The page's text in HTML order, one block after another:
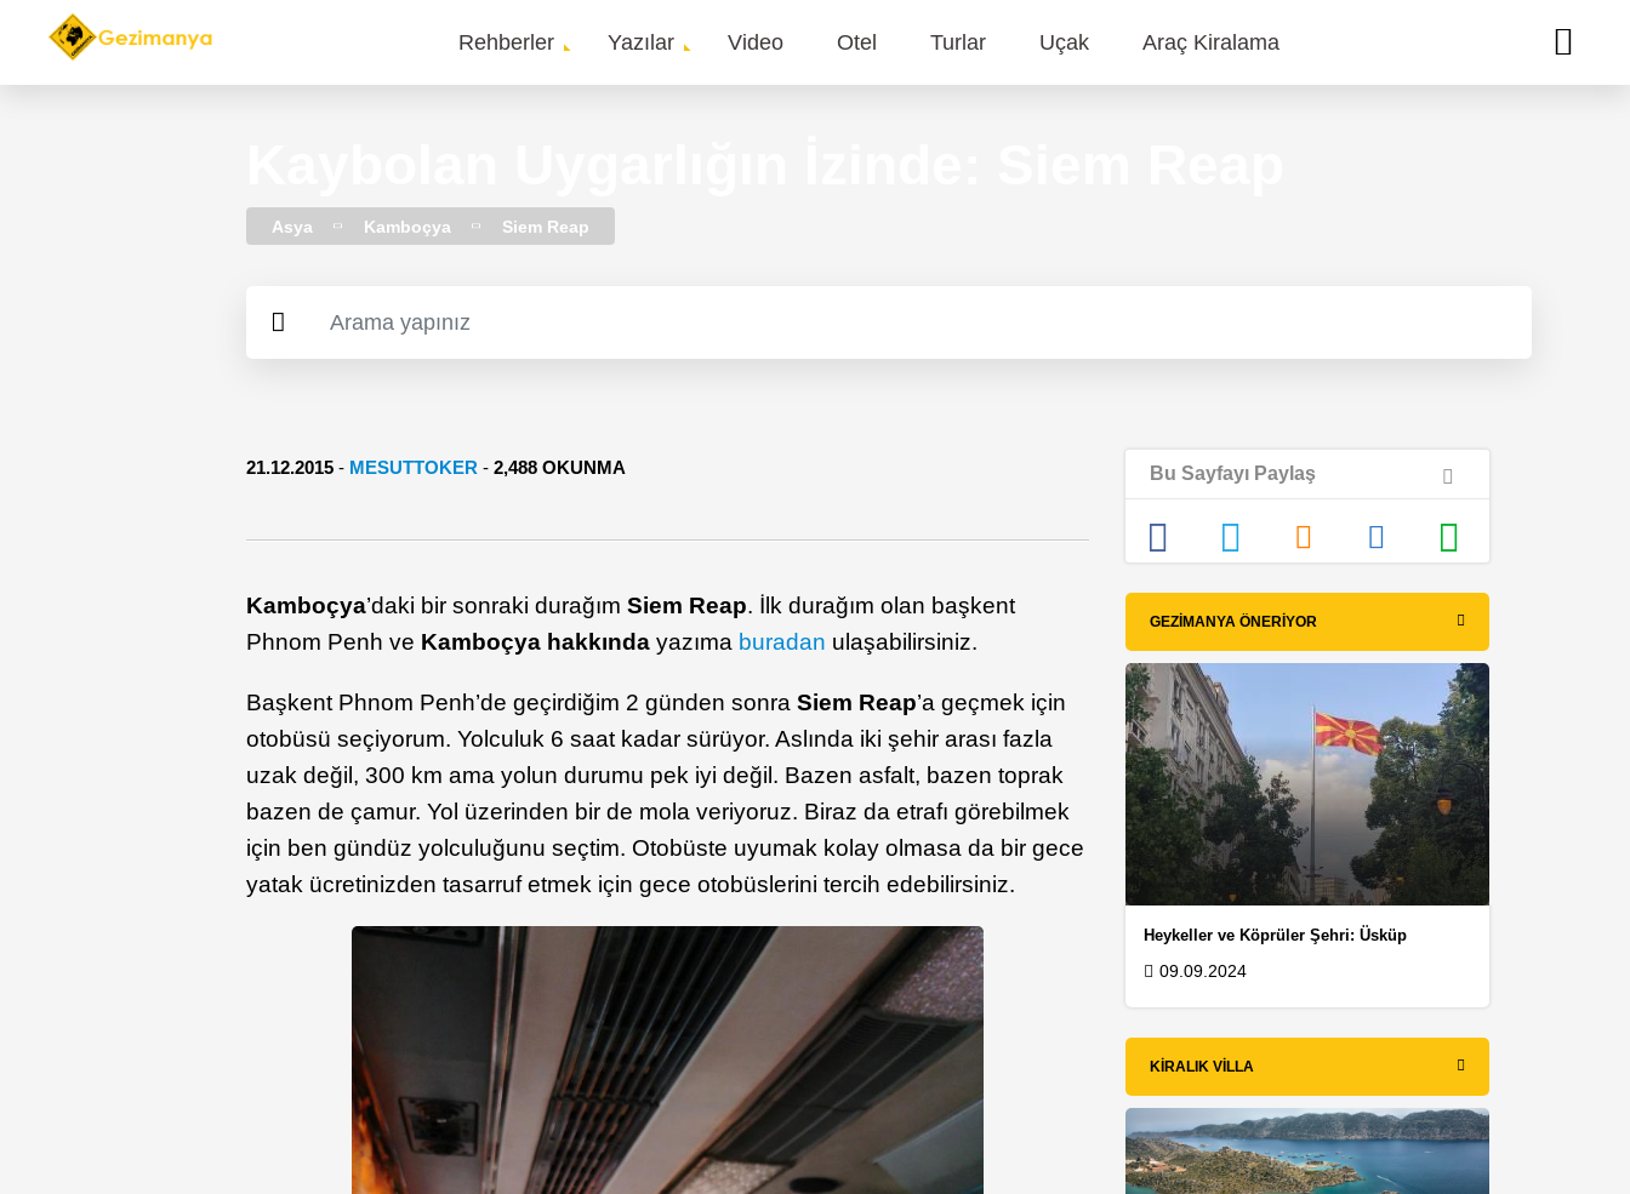
Main
Rehberler Yazılar Video Otel Turlar Uçak Araç Kiralama
Asya Kamboçya Siem Reap
21.12.2015 - MESUTTOKER -2,488 OKUNMA
Kamboçya’daki bir sonraki durağımSiem Reap. İlk durağım olan başkent
Phnom Penh ve Kamboçya hakkında yazıma buradan ulaşabilirsiniz.
Başkent Phnom Penh’de geçirdiğim 2 günden sonraSiem Reap’a geçmek için
otobüsü seçiyorum. Yolculuk 6 saat kadar sürüyor. Aslında iki şehir arası fazla
uzak değil, 300 km ama yolun durumu pek iyi değil. Bazen asfalt, bazen toprak
bazen de çamur. Yol üzerinden bir de mola veriyoruz. Biraz da etrafı görebilmek
için ben gündüz yolculuğunu seçtim. Otobüste uyumak kolay olmasa da bir gece
yatak ücretinizden tasarruf etmek için gece otobüslerini tercih edebilirsiniz.
Bu Sayfayı Paylaş
GEZIMANYA ÖNERIYOR
Heykeller ve Köprüler Şehri: Üsküp
09.09.2024
KIRALIK VILLA